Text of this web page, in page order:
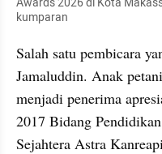
kumparan
Salah satu pembicara
Jamaluddin. Anak
menjadi penerima
2017 Bidang
Sejahtera Astra